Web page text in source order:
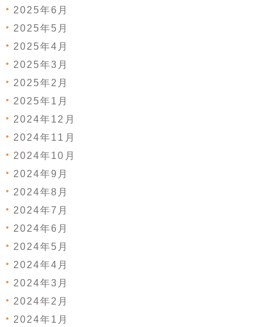
2025年6月
2025年5月
2025年4月
2025年3月
2025年2月
2025年1月
2024年12月
2024年11月
2024年10月
2024年9月
2024年8月
2024年7月
2024年6月
2024年5月
2024年4月
2024年3月
2024年2月
2024年1月